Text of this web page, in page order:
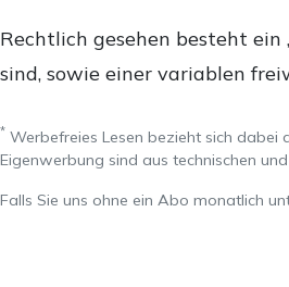
Rechtlich gesehen besteht
sind, sowie einer variablen
* Werbefreies Lesen bezieht sich
Eigenwerbung sind aus technischen
Falls Sie uns ohne ein Abo monatlich